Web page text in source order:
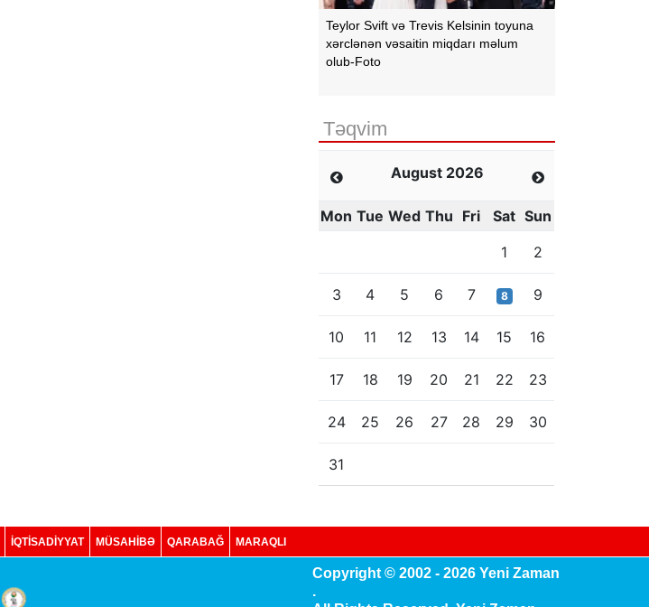
Teylor Svift və Trevis Kelsinin toyuna
xərclənən vəsaitin miqdarı məlum
olub-Foto
Təqvim
August 2026
Mon Tue Wed Thu Fri Sat Sun
1
2
3 4 5 6 7 8 9
10 11 12 13 14 15 16
17 18 19 20 21 22 23
24 25 26 27 28 29 30
31
İQTISADIYYAT MÜSAHİBƏ QARABAĞ MARAQLI
Copyright © 2002 - 2026 Yeni Zaman
.